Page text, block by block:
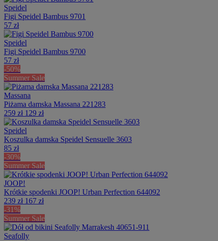
Speidel
Figi Speidel Bambus 9701
57 zł
Speidel
Figi Speidel Bambus 9700
57 zł
-50%
Summer Sale
Massana
Piżama damska Massana 221283
259 zł 129 zł
Speidel
Koszulka damska Speidel Sensuelle 3603
85 zł
-30%
Summer Sale
JOOP!
Krótkie spodenki JOOP! Urban Perfection 644092
239 zł 167 zł
-31%
Summer Sale
Seafolly